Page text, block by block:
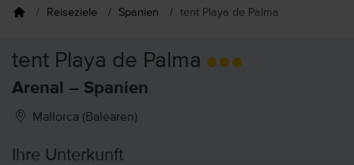
Reiseziele Spanien tent Playa de Palma
tent Playa de Palma
Arenal – Spanien
Mallorca (Balearen)
Ihre Unterkunft